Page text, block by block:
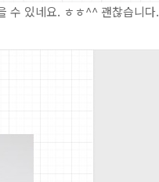
수 있네요. ㅎㅎ^^ 괜찮습니다.